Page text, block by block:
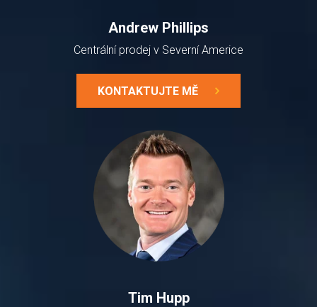
Andrew Phillips
Centrální prodej v Severní Americe
KONTAKTUJTE MĚ
Tim Hupp